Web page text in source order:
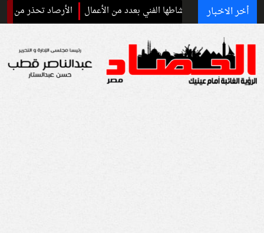
أخر الاخبار
وتواصل نشاطها الفني بعدد من الأعمال الأرصاد تحذر من ارتفاع الحرارة